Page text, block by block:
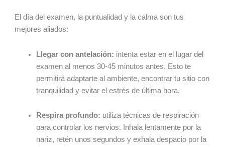
El día del examen, la puntualidad y la calma son tus
mejores aliados:
Llegar con antelación: intenta estar en el lugar del
examen al menos 30-45 minutos antes. Esto te
permitirá adaptarte al ambiente, encontrar tu sitio con
tranquilidad y evitar el estrés de última hora.
Respira profundo: utiliza técnicas de respiración
para controlar los nervios. Inhala lentamente por la
nariz, retén unos segundos y exhala despacio por la